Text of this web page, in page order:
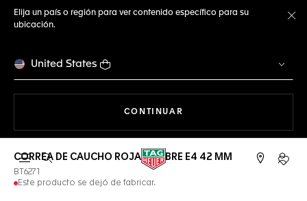
Elija un país o región para ver contenido específico para su
ubicación.
United States
CONTINUAR
Abrir el menú de búsqueda
CORREA DE CAUCHO ROJA CALIBRE E4 42 MM
BT6271
Este producto se dejó de fabricar.